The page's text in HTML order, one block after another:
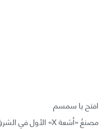
افتح يا سمسم
مصنعُ «أشعة X» الأول في الشرق الأوسط يتهيَّأ للعمل!